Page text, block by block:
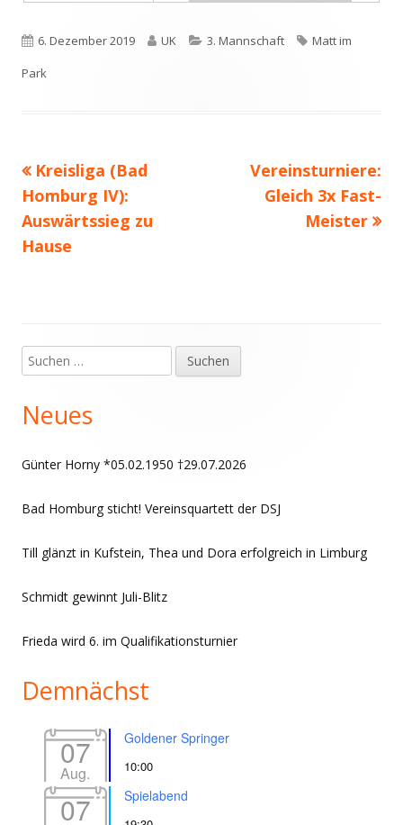
Veröffentlicht
am
6. Dezember 2019 Autor
UK Kategorien
3. Mannschaft Schlagwörter
Matt im
Park
Beitragsnavigation
Vorheriger
Beitrag:
Kreisliga (Bad
Homburg IV):
Auswärtssieg zu
Hause
Nächster
Beitrag
Vereinsturniere:
Gleich 3x Fast-
Meister
Haupt-
Seitenleiste
Suchen
nach:
Neues
Günter Horny *05.02.1950 †29.07.2026
Bad Homburg sticht! Vereinsquartett der DSJ
Till glänzt in Kufstein, Thea und Dora erfolgreich in Limburg
Schmidt gewinnt Juli-Blitz
Frieda wird 6. im Qualifikationsturnier
Demnächst
07
Aug.
Goldener Springer
10:00
07 Spielabend